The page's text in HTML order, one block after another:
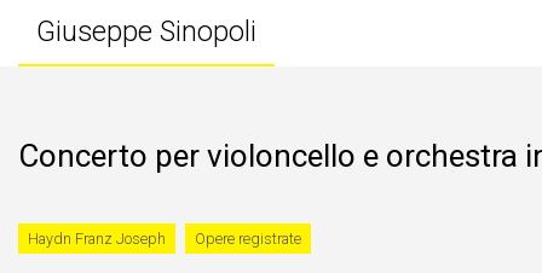
Giuseppe Sinopoli
Concerto per violoncello e orchestra
Haydn Franz Joseph Opere registrate